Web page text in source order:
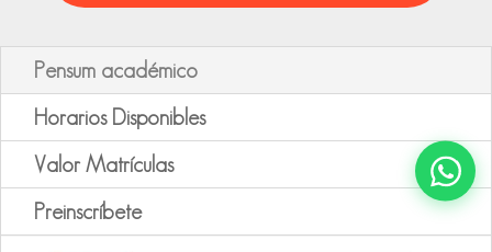
Pensum académico
Horarios Disponibles
Valor Matrículas
Preinscríbete